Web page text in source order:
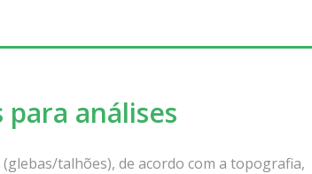
análises
talhões), de acordo com a topografia,